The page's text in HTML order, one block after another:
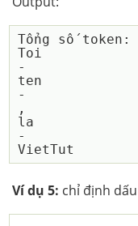
Tổng số token:
Toi
-
ten
-
,
la
-
Ví dụ 5: chỉ định